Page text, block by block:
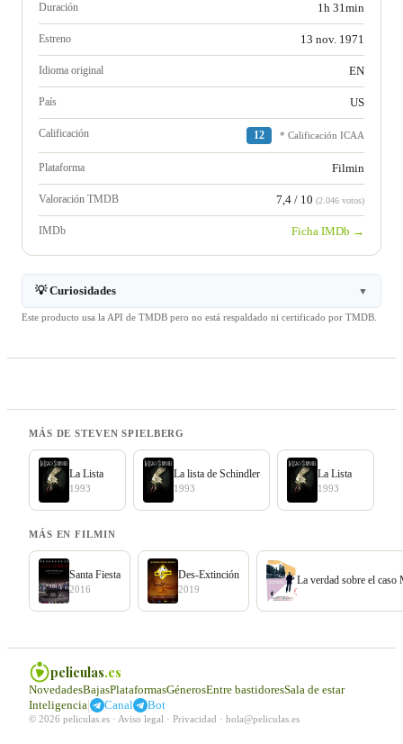
Duración 1h 31min
Estreno 13 nov. 1971
Idioma original EN
País US
Calificación 12 * Calificación ICAA
Plataforma Filmin
Valoración TMDB 7,4 / 10 (2.046 votos)
IMDb Ficha IMDb →
💡 Curiosidades ▼
Este producto usa la API de TMDB pero no está respaldado ni certificado por TMDB.
MÁS DE STEVEN SPIELBERG
La Lista
1993
La lista de Schindler
1993
La Lista
1993
MÁS EN FILMIN
Santa Fiesta
2016
Des-Extinción
2019
La verdad sobre el caso
peliculas.es
NovedadesBajasPlataformasGénerosEntre bastidoresSala de estar
Inteligencia| Canal Bot
© 2026 peliculas.es · Aviso legal · Privacidad · hola@peliculas.es